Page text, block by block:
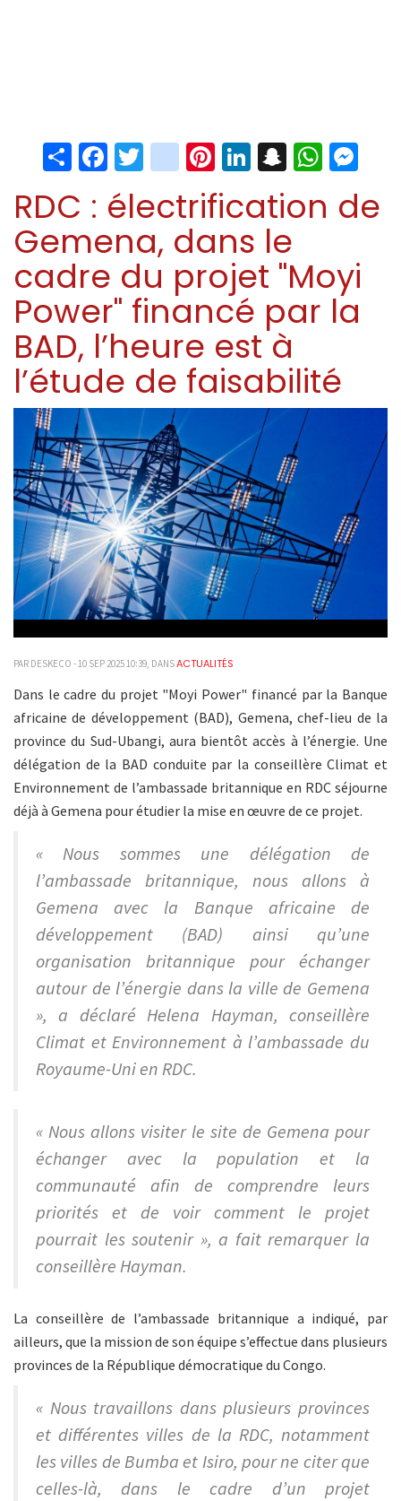
ShareFacebook
Twitter
instagram
Pinterest
LinkedIn
Snapchat
RDC : électrification de
Gemena, dans le
cadre du projet "Moyi
Power" financé par la
BAD, l’heure est à
l’étude de faisabilité
PAR DESKECO - 10 SEP 2025 10:39, DANSACTUALITÉS
Dans le cadre du projet "Moyi Power" financé par la Banque
africaine de développement (BAD), Gemena, chef-lieu de la
province du Sud-Ubangi, aura bientôt accès à l’énergie. Une
délégation de la BAD conduite par la conseillère Climat et
Environnement de l’ambassade britannique en RDC séjourne
déjà à Gemena pour étudier la mise en œuvre de ce projet.
« Nous sommes une délégation de
l’ambassade britannique, nous allons à
Gemena avec la Banque africaine de
développement (BAD) ainsi qu’une
organisation britannique pour échanger
autour de l’énergie dans la ville de Gemena
», a déclaré Helena Hayman, conseillère
Climat et Environnement à l’ambassade du
Royaume-Uni en RDC.
« Nous allons visiter le site de Gemena pour
échanger avec la population et la
communauté afin de comprendre leurs
priorités et de voir comment le projet
pourrait les soutenir », a fait remarquer la
conseillère Hayman.
La conseillère de l’ambassade britannique a indiqué, par
ailleurs, que la mission de son équipe s’effectue dans plusieurs
provinces de la République démocratique du Congo.
« Nous travaillons dans plusieurs provinces
et différentes villes de la RDC, notamment
les villes de Bumba et Isiro, pour ne citer que
celles-là, dans le cadre d’un projet